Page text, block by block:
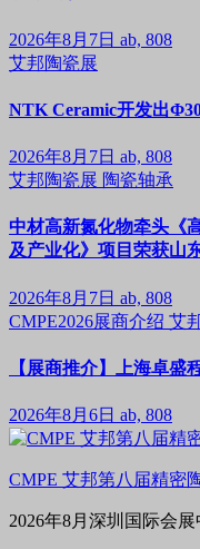
2026年8月7日 ab, 808
艾邦陶瓷展
NTK Ceramic开发出
2026年8月7日 ab, 808
艾邦陶瓷展 陶瓷轴承
中材高新氮化物牵头《
及产业化》项目荣获山
2026年8月7日 ab, 808
CMPE2026展商介绍 艾
【展商推介】上海卓盛
2026年8月6日 ab, 808
CMPE 艾邦第八届精密
2026年8月深圳国际会